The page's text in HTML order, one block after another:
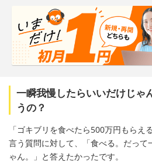
一瞬我慢したらいいだけじゃ
うの？
「ゴキブリを食べたら500万円もらえ
言う質問に対して、「食べる。だって
ゃん。」と答えたかったです。